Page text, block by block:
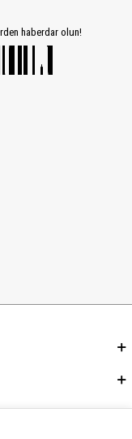
haberdar olun!